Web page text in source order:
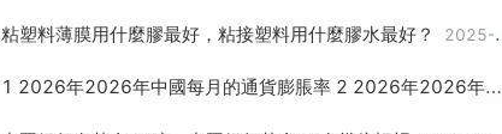
粘塑料薄膜用什麼膠最好，粘接塑料用什麼膠水最好？ 2025-07-29
1 2026年2026年中國每月的通貨膨脹率 2 2026年2026年北京每月的房價